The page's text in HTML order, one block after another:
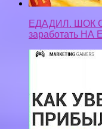
прибыль в